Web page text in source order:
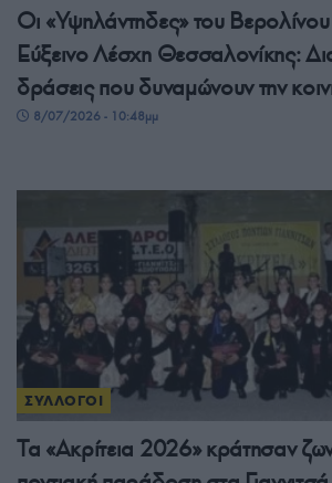
Οι «Υψηλάντηδες» του
Εύξεινο Λέσχη Θεσσαλονίκης:
δράσεις που δυναμώνουν την
8/07/2026 - 10:48μμ
ΣΥΛΛΟΓΟΙ
Τα «Ακρίτεια 2026» κράτησαν